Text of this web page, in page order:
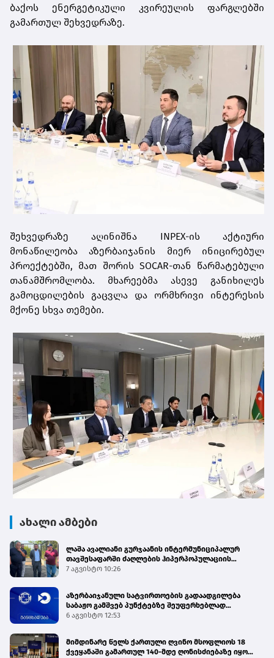
ბაქოს ენერგეტიკული კვირეულის ფარგლებში
გამართულ შეხვედრაზე.
შეხვედრაზე აღინიშნა INPEX-ის აქტიური
მონაწილეობა აზერბაიჯანის მიერ ინიცირებულ
პროექტებში, მათ შორის SOCAR-თან წარმატებული
თანამშრომლობა. მხარეებმა ასევე განიხილეს
გამოცდილების გაცვლა და ორმხრივი ინტერესის
მქონე სხვა თემები.
ახალი ამბები
ლაშა ავალიანი გურჯაანის ინტერმუნიციპალურ
თავშესაფარში ძაღლების ჰიპერპოპულაციის
მართვის პროგრამის მიმდინარეობას გაეცნო
7 აგვისტო 10:26
აზერბაიჯანული სატვირთოების გადაადგილება
საბაჟო გამშვებ პუნქტებზე შეუფერხებლად
მიმდინარეობს - შემოსავლების სამსახური
6 აგვისტო 12:53
მიმდინარე წელს ქართული ღვინო მსოფლიოს 18
ქვეყანაში გამართულ 140-მდე ღონისძიებაზე იყო